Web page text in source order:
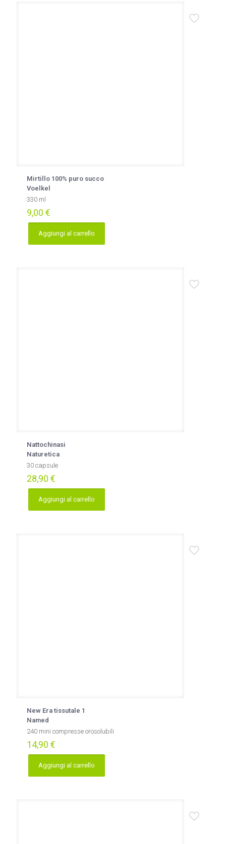
Mirtillo 100% puro succo
Voelkel
330 ml
9,00 €
Aggiungi al carrello
Nattochinasi
Naturetica
30 capsule
28,90 €
Aggiungi al carrello
New Era tissutale 1
Named
240 mini compresse orosolubili
14,90 €
Aggiungi al carrello